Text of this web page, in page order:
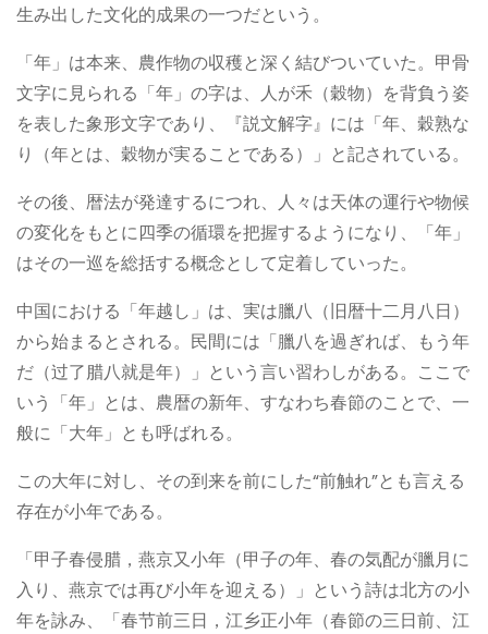
生み出した文化的成果の一つだという。
「年」は本来、農作物の収穫と深く結びついていた。甲骨
文字に見られる「年」の字は、人が禾（穀物）を背負う姿
を表した象形文字であり、『説文解字』には「年、穀熟な
り（年とは、穀物が実ることである）」と記されている。
その後、暦法が発達するにつれ、人々は天体の運行や物候
の変化をもとに四季の循環を把握するようになり、「年」
はその一巡を総括する概念として定着していった。
中国における「年越し」は、実は臘八（旧暦十二月八日）
から始まるとされる。民間には「臘八を過ぎれば、もう年
だ（过了腊八就是年）」という言い習わしがある。ここで
いう「年」とは、農暦の新年、すなわち春節のことで、一
般に「大年」とも呼ばれる。
この大年に対し、その到来を前にした“前触れ”とも言える
存在が小年である。
「甲子春侵腊，燕京又小年（甲子の年、春の気配が臘月に
入り、燕京では再び小年を迎える）」という詩は北方の小
年を詠み、「春节前三日，江乡正小年（春節の三日前、江